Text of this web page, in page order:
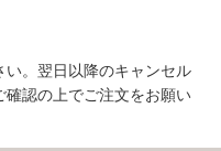
い。翌日以降のキャンセル
確認の上でご注文をお願い